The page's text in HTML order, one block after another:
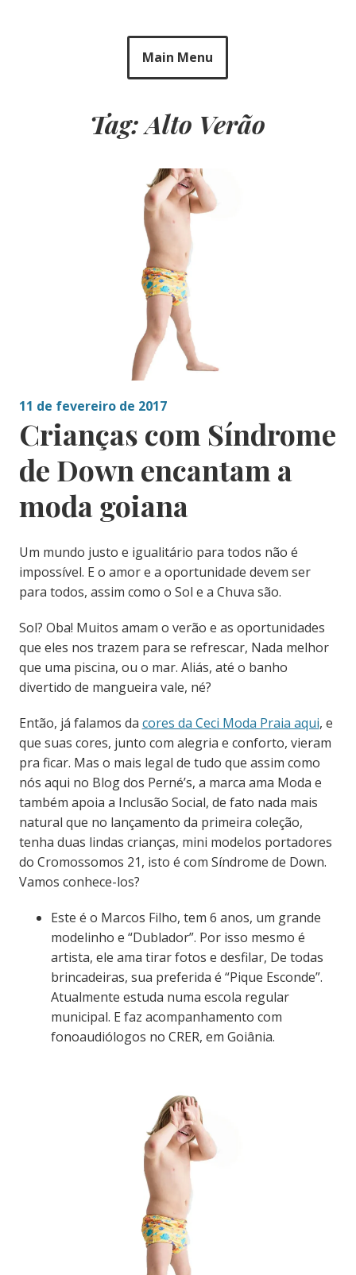
Main Menu
Tag: Alto Verão
11 de fevereiro de 2017
Crianças com Síndrome
de Down encantam a
moda goiana
Um mundo justo e igualitário para todos não é
impossível. E o amor e a oportunidade devem ser
para todos, assim como o Sol e a Chuva são.
Sol? Oba! Muitos amam o verão e as oportunidades
que eles nos trazem para se refrescar, Nada melhor
que uma piscina, ou o mar. Aliás, até o banho
divertido de mangueira vale, né?
Então, já falamos da cores da Ceci Moda Praia aqui, e
que suas cores, junto com alegria e conforto, vieram
pra ficar. Mas o mais legal de tudo que assim como
nós aqui no Blog dos Perné’s, a marca ama Moda e
também apoia a Inclusão Social, de fato nada mais
natural que no lançamento da primeira coleção,
tenha duas lindas crianças, mini modelos portadores
do Cromossomos 21, isto é com Síndrome de Down.
Vamos conhece-los?
Este é o Marcos Filho, tem 6 anos, um grande
modelinho e “Dublador”. Por isso mesmo é
artista, ele ama tirar fotos e desfilar, De todas
brincadeiras, sua preferida é “Pique Esconde”.
Atualmente estuda numa escola regular
municipal. E faz acompanhamento com
fonoaudiólogos no CRER, em Goiânia.